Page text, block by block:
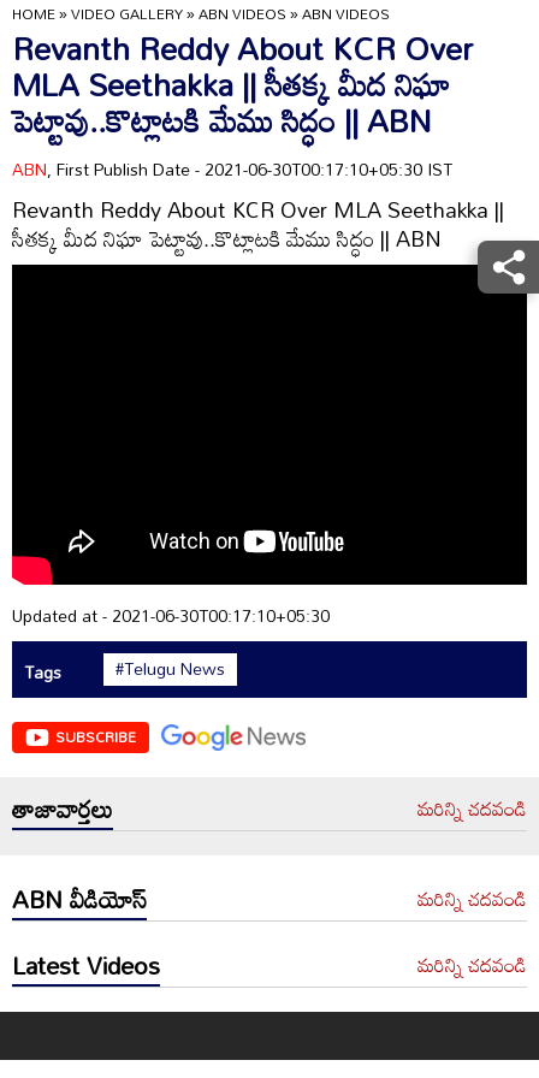
HOME»VIDEO GALLERY»ABN VIDEOS»ABN VIDEOS
Revanth Reddy About KCR Over
MLA Seethakka || సీతక్క మీద నిఘా
పెట్టావు..కొట్లాటకి మేము సిద్ధం || ABN
ABN, First Publish Date - 2021-06-30T00:17:10+05:30 IST
Revanth Reddy About KCR Over MLA Seethakka ||
సీతక్క మీద నిఘా పెట్టావు..కొట్లాటకి మేము సిద్ధం || ABN
Updated at - 2021-06-30T00:17:10+05:30
Tags
#Telugu News
SUBSCRIBE
తాజావార్తలు మరిన్ని చదవండి
ABN వీడియోస్ మరిన్ని చదవండి
Latest Videos మరిన్ని చదవండి